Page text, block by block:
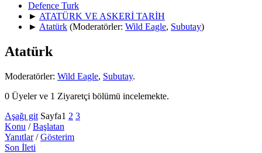
Defence Turk
► ATATÜRK VE ASKERİ TARİH
► Atatürk (Moderatörler: Wild Eagle, Subutay)
Atatürk
Moderatörler: Wild Eagle, Subutay.
0 Üyeler ve 1 Ziyaretçi bölümü incelemekte.
Aşağı git Sayfa1 2 3
Konu /Başlatan
Yanıtlar/Gösterim
Son İleti